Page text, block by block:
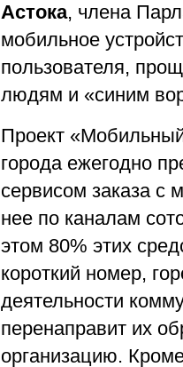
Астока, члена
мобильное
пользователя,
людям и «синим
Проект
города ежегодно
сервисом заказа с
нее по каналам
этом 80% этих
короткий номер,
деятельности
перенаправит их
организацию.